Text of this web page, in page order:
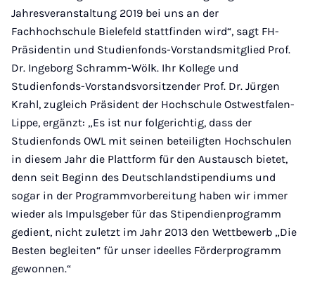
Jahresveranstaltung 2019 bei uns an der
Fachhochschule Bielefeld stattfinden wird“, sagt FH-
Präsidentin und Studienfonds-Vorstandsmitglied Prof.
Dr. Ingeborg Schramm-Wölk. Ihr Kollege und
Studienfonds-Vorstandsvorsitzender Prof. Dr. Jürgen
Krahl, zugleich Präsident der Hochschule Ostwestfalen-
Lippe, ergänzt: „Es ist nur folgerichtig, dass der
Studienfonds OWL mit seinen beteiligten Hochschulen
in diesem Jahr die Plattform für den Austausch bietet,
denn seit Beginn des Deutschlandstipendiums und
sogar in der Programmvorbereitung haben wir immer
wieder als Impulsgeber für das Stipendienprogramm
gedient, nicht zuletzt im Jahr 2013 den Wettbewerb „Die
Besten begleiten“ für unser ideelles Förderprogramm
gewonnen.“